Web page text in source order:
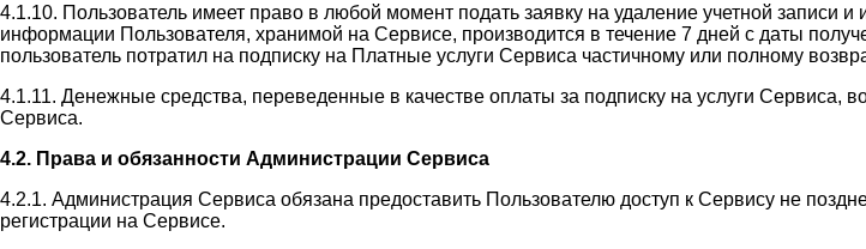
4.1.10. Пользователь имеет право в любой момент подать заявку на удаление учетной
информации Пользователя, хранимой на Сервисе, производится в течение 7 дней с даты
пользователь потратил на подписку на Платные услуги Сервиса частичному или полному
4.1.11. Денежные средства, переведенные в качестве оплаты за подписку на услуги Сервиса,
Сервиса.
4.2. Права и обязанности Администрации Сервиса
4.2.1. Администрация Сервиса обязана предоставить Пользователю доступ к Сервису не
регистрации на Сервисе.